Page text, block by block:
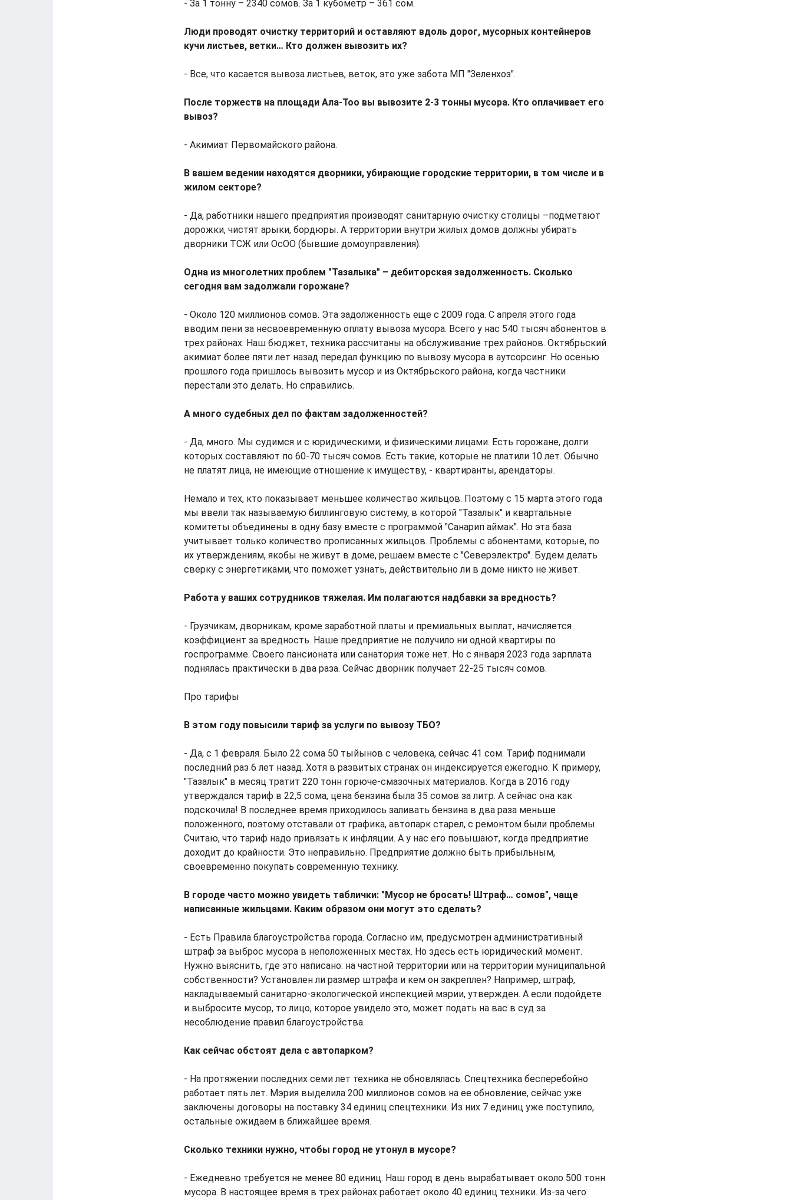
- За 1 тонну – 2340 сомов. За 1 кубометр – 361 сом.
Люди проводят очистку территорий и оставляют вдоль дорог, мусорных контейнеров
кучи листьев, ветки… Кто должен вывозить их?
- Все, что касается вывоза листьев, веток, это уже забота МП "Зеленхоз".
После торжеств на площади Ала-Тоо вы вывозите 2-3 тонны мусора. Кто оплачивает его
вывоз?
- Акимиат Первомайского района.
В вашем ведении находятся дворники, убирающие городские территории, в том числе и в
жилом секторе?
- Да, работники нашего предприятия производят санитарную очистку столицы –подметают
дорожки, чистят арыки, бордюры. А территории внутри жилых домов должны убирать
дворники ТСЖ или ОсОО (бывшие домоуправления).
Одна из многолетних проблем "Тазалыка" – дебиторская задолженность. Сколько
сегодня вам задолжали горожане?
- Около 120 миллионов сомов. Эта задолженность еще с 2009 года. С апреля этого года
вводим пени за несвоевременную оплату вывоза мусора. Всего у нас 540 тысяч абонентов в
трех районах. Наш бюджет, техника рассчитаны на обслуживание трех районов. Октябрьский
акимиат более пяти лет назад передал функцию по вывозу мусора в аутсорсинг. Но осенью
прошлого года пришлось вывозить мусор и из Октябрьского района, когда частники
перестали это делать. Но справились.
А много судебных дел по фактам задолженностей?
- Да, много. Мы судимся и с юридическими, и физическими лицами. Есть горожане, долги
которых составляют по 60-70 тысяч сомов. Есть такие, которые не платили 10 лет. Обычно
не платят лица, не имеющие отношение к имуществу, - квартиранты, арендаторы.
Немало и тех, кто показывает меньшее количество жильцов. Поэтому с 15 марта этого года
мы ввели так называемую биллинговую систему, в которой "Тазалык" и квартальные
комитеты объединены в одну базу вместе с программой "Санарип аймак". Но эта база
учитывает только количество прописанных жильцов. Проблемы с абонентами, которые, по
их утверждениям, якобы не живут в доме, решаем вместе с "Северэлектро". Будем делать
сверку с энергетиками, что поможет узнать, действительно ли в доме никто не живет.
Работа у ваших сотрудников тяжелая. Им полагаются надбавки за вредность?
- Грузчикам, дворникам, кроме заработной платы и премиальных выплат, начисляется
коэффициент за вредность. Наше предприятие не получило ни одной квартиры по
госпрограмме. Своего пансионата или санатория тоже нет. Но с января 2023 года зарплата
поднялась практически в два раза. Сейчас дворник получает 22-25 тысяч сомов.
Про тарифы
В этом году повысили тариф за услуги по вывозу ТБО?
- Да, с 1 февраля. Было 22 сома 50 тыйынов с человека, сейчас 41 сом. Тариф поднимали
последний раз 6 лет назад. Хотя в развитых странах он индексируется ежегодно. К примеру,
"Тазалык" в месяц тратит 220 тонн горюче-смазочных материалов. Когда в 2016 году
утверждался тариф в 22,5 сома, цена бензина была 35 сомов за литр. А сейчас она как
подскочила! В последнее время приходилось заливать бензина в два раза меньше
положенного, поэтому отставали от графика, автопарк старел, с ремонтом были проблемы.
Считаю, что тариф надо привязать к инфляции. А у нас его повышают, когда предприятие
доходит до крайности. Это неправильно. Предприятие должно быть прибыльным,
своевременно покупать современную технику.
В городе часто можно увидеть таблички: "Мусор не бросать! Штраф… сомов", чаще
написанные жильцами. Каким образом они могут это сделать?
- Есть Правила благоустройства города. Согласно им, предусмотрен административный
штраф за выброс мусора в неположенных местах. Но здесь есть юридический момент.
Нужно выяснить, где это написано: на частной территории или на территории муниципальной
собственности? Установлен ли размер штрафа и кем он закреплен? Например, штраф,
накладываемый санитарно-экологической инспекцией мэрии, утвержден. А если подойдете
и выбросите мусор, то лицо, которое увидело это, может подать на вас в суд за
несоблюдение правил благоустройства.
Как сейчас обстоят дела с автопарком?
- На протяжении последних семи лет техника не обновлялась. Спецтехника бесперебойно
работает пять лет. Мэрия выделила 200 миллионов сомов на ее обновление, сейчас уже
заключены договоры на поставку 34 единиц спецтехники. Из них 7 единиц уже поступило,
остальные ожидаем в ближайшее время.
Сколько техники нужно, чтобы город не утонул в мусоре?
- Ежедневно требуется не менее 80 единиц. Наш город в день вырабатывает около 500 тонн
мусора. В настоящее время в трех районах работает около 40 единиц техники. Из-за чего